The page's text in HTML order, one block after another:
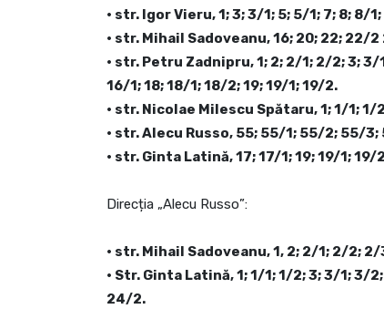
• str. Igor Vieru, 1; 3; 3/1; 5; 5/1; 7; 8; 8/
• str. Mihail Sadoveanu, 16; 20; 22; 22/
• str. Petru Zadnipru, 1; 2; 2/1; 2/2; 3;
16/1; 18; 18/1; 18/2; 19; 19/1; 19/2.
• str. Nicolae Milescu Spătaru, 1; 1/1; 1/
• str. Alecu Russo, 55; 55/1; 55/2; 55/
• str. Ginta Latină, 17; 17/1; 19; 19/1; 19/
Direcția „Alecu Russo”:
• str. Mihail Sadoveanu, 1, 2; 2/1; 2/2;
• Str. Ginta Latină, 1; 1/1; 1/2; 3; 3/1; 3/
24/2.